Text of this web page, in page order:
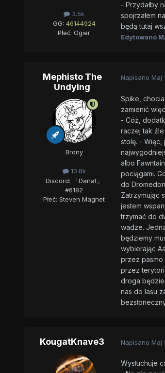
3.5k
GG: 46144924
Płeć: Ogier
- Przydałby
spojrzałem
będą tutaj
Edytowano
Mephisto The
Undying
Brony
10.8k
Discord: 「Danat」
#6182
Płeć: Steven Magnet
Napisano Maj
Spike,
zamienić
- Cóż,
raczej tak źle
stolę. - Więc,
albo
pociągami.
do
Zatrzymując
jestem
trzymać do
wadze.
będziemy
wybierając
przez pasmo
przez
droga
nas do lasu
KougatKnave3 Napisano Maj
Wysłuchuje